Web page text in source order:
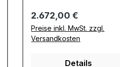
Regulärer Preis:
2.672,00 €
Preise inkl. MwSt. zzgl.
Versandkosten
Details